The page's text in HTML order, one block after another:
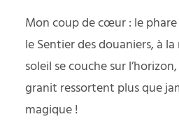
Mon coup de cœur : le phare
le Sentier des douaniers, à
soleil se couche sur
granit ressortent plus que
magique !